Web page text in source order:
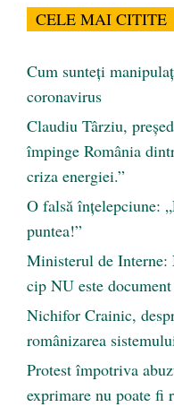
CELE MAI CITITE
Cum sunteți
coronavirus
Claudiu Târziu,
împinge România
criza energiei.”
O falsă înțelepciune:
puntea!”
Ministerul de Interne:
cip NU este
Nichifor Crainic,
românizarea
Protest împotriva
exprimare nu poate fi